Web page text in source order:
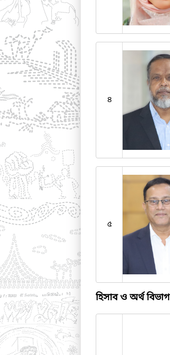
৪
৫
হিসাব ও অর্থ বিভাগ